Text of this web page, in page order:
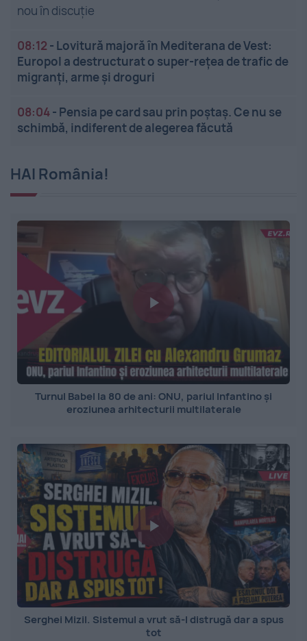
nou în discuție
08:12 - Lovitură majoră în Mediterana de Vest:
Europol a destructurat o super-rețea de trafic de
migranți, arme și droguri
08:04- Pensia pe card sau prin poștaș. Ce nu se
schimbă, indiferent de alegerea făcută
HAI România!
Turnul Babel la 80 de ani: ONU, pariul Infantino și
eroziunea arhitecturii multilaterale
Serghei Mizil. Sistemul a vrut să-l distrugă dar a spus
tot